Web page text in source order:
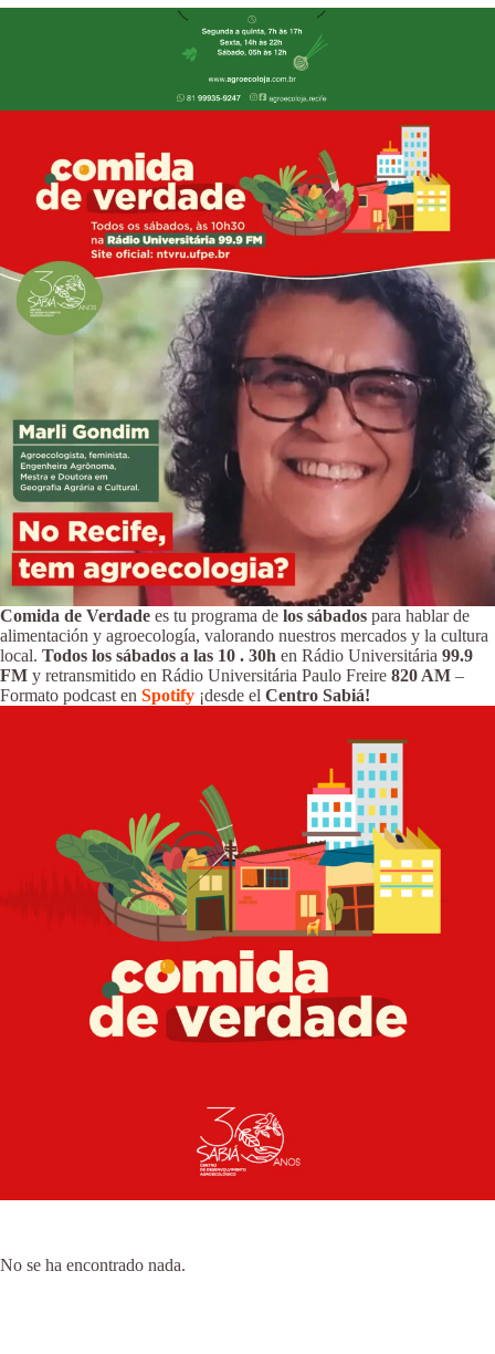
Comida de Verdade es tu programa de los sábados para hablar de
alimentación y agroecología, valorando nuestros mercados y la cultura
local. Todos los sábados a las 10 . 30h en Rádio Universitária 99.9
FM y retransmitido en Rádio Universitária Paulo Freire 820 AM –
Formato podcast en Spotify ¡desde el Centro Sabiá!
No se ha encontrado nada.